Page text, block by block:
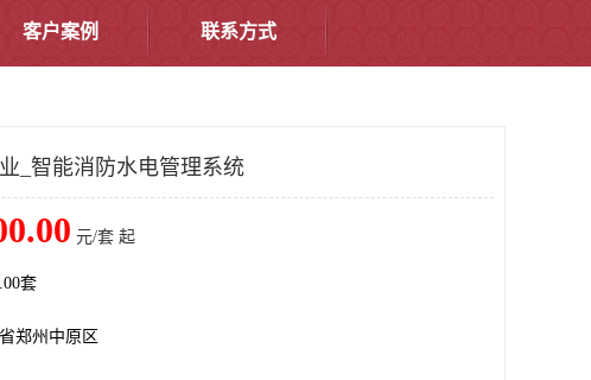
客户案例 联系方式
_智能消防水电管理系统
元/套 起
套
郑州中原区